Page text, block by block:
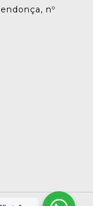
nº